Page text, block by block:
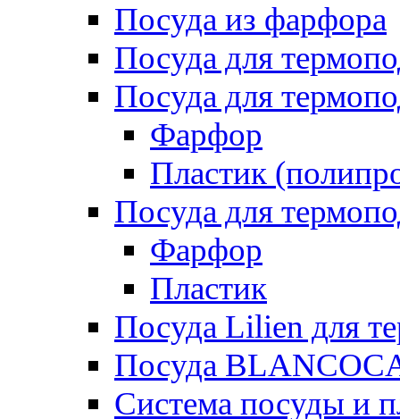
Посуда из фарфора
Посуда для
Посуда для
Фарфор
Пластик
Посуда для
Фарфор
Пластик
Посуда Lilien для
Посуда
Система посуды и